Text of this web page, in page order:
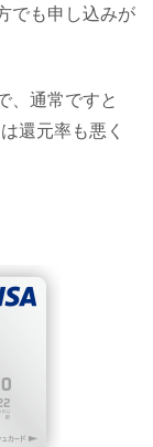
でも申し込みが
、通常ですと
還元率も悪く